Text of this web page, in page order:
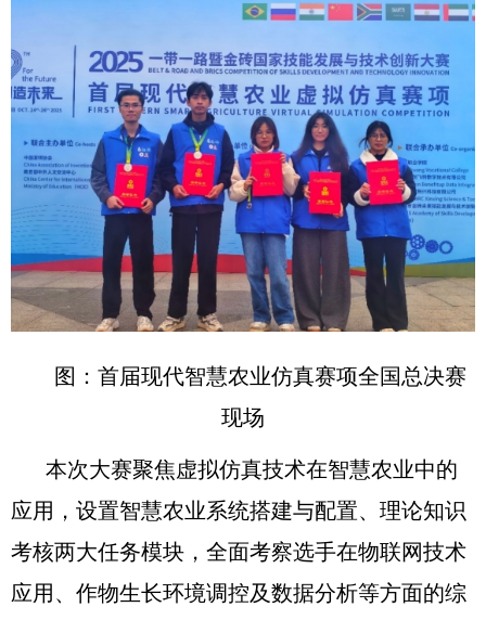
图：首届现代智慧农业仿真赛项全国总决赛
现场
本次大赛聚焦虚拟仿真技术在智慧农业中的
应用，设置智慧农业系统搭建与配置、理论知识
考核两大任务模块，全面考察选手在物联网技术
应用、作物生长环境调控及数据分析等方面的综